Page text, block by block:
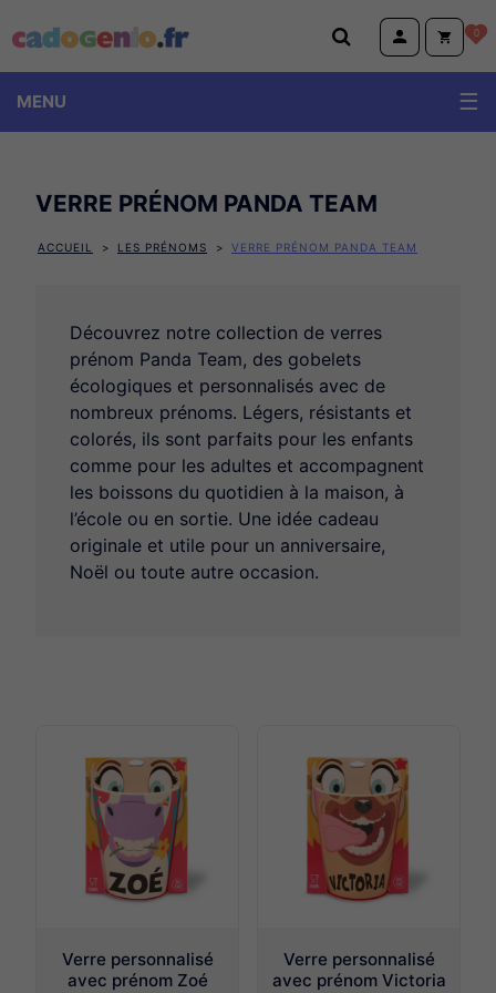
Cadogenio.fr 0
MENU
Plaques de porte Prénom
Mug Prénom Homme vintage
Sac Shopping Prénom Les Petites Nanas
Bouteilles isothermes Prénom Station d'Hydratation
Porte-brosses à dents Prénom
Tasse expresso prénom
Puzzle bébé personnalisé avec prénom - Le premier
puzzle pour enfant
Super gourdes prénom
Magnet Prénom
Bougies Prénom
VERRE PRÉNOM PANDA TEAM
ACCUEIL LES PRÉNOMS VERRE PRÉNOM PANDA TEAM
Découvrez notre collection de verres
prénom Panda Team, des gobelets
écologiques et personnalisés avec de
nombreux prénoms. Légers, résistants et
colorés, ils sont parfaits pour les enfants
comme pour les adultes et accompagnent
les boissons du quotidien à la maison, à
l’école ou en sortie. Une idée cadeau
originale et utile pour un anniversaire,
Noël ou toute autre occasion.
Verre personnalisé
avec prénom Zoé
Verre personnalisé
avec prénom Victoria